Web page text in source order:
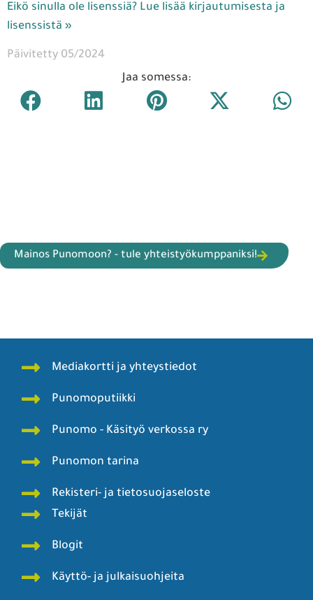
Eikö sinulla ole lisenssiä? Lue lisää kirjautumisesta ja
lisenssistä »
Päivitetty 05/2024
Jaa somessa:
Mainos Punomoon? - tule yhteistyökumppaniksi!
Mediakortti ja yhteystiedot
Punomoputiikki
Punomo - Käsityö verkossa ry
Punomon tarina
Rekisteri- ja tietosuojaseloste
Tekijät
Blogit
Käyttö- ja julkaisuohjeita